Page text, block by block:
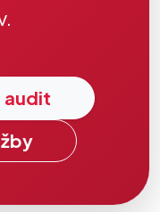
audit